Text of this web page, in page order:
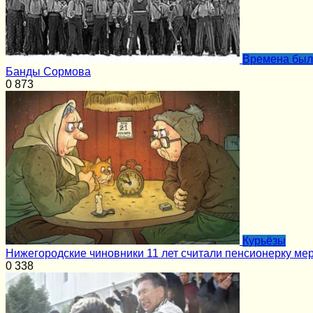
Времена
Банды Сормова
0 873
Курьёзы
Нижегородские чиновники 11 лет считали пенсионерку
0 338